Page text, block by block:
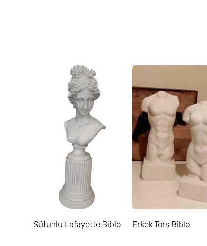
Sütunlu Lafayette Biblo Erkek Tors Biblo